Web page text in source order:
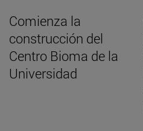
Comienza la
construcción del
Centro Bioma de la
Universidad